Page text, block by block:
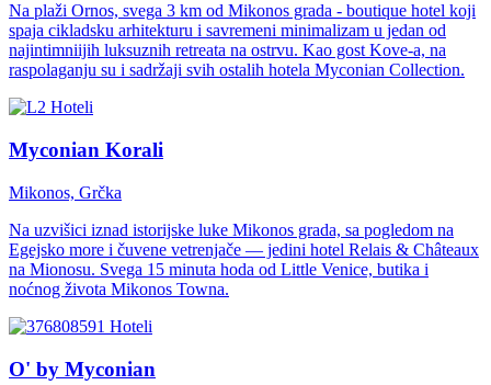
Na plaži Ornos, svega 3 km od Mikonos grada - boutique hotel koji
spaja cikladsku arhitekturu i savremeni minimalizam u jedan od
najintimniijih luksuznih retreata na ostrvu. Kao gost Kove-a, na
raspolaganju su i sadržaji svih ostalih hotela Myconian Collection.
Hoteli
Myconian Korali
Mikonos, Grčka
Na uzvišici iznad istorijske luke Mikonos grada, sa pogledom na
Egejsko more i čuvene vetrenjače — jedini hotel Relais & Châteaux
na Mionosu. Svega 15 minuta hoda od Little Venice, butika i
noćnog života Mikonos Towna.
Hoteli
O' by Myconian